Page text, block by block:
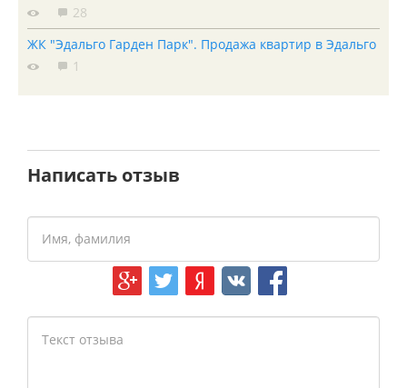
28
ЖК "Эдальго Гарден Парк". Продажа квартир в Эдальго
1
Написать отзыв